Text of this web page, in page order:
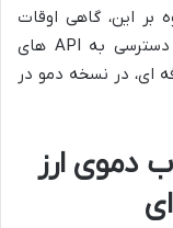
بر این، گاهی اوقات
برخی ویژگی های پیشرفته تر پلتفرم، مانند دسترسی به API های
ای، در نسخه دمو در
دموی ارز